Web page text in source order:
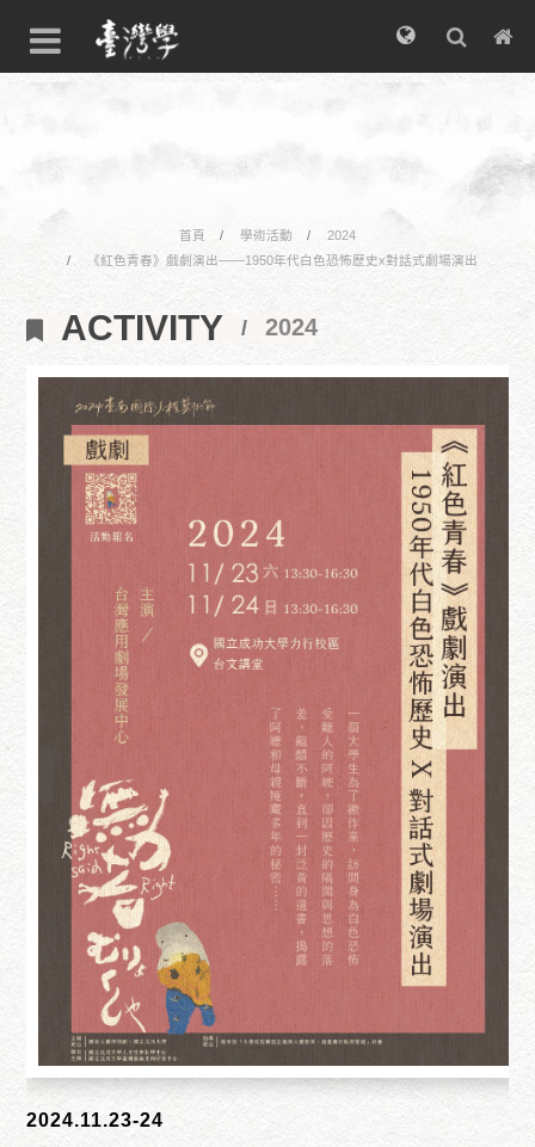
首頁 學術活動
2024
《紅色青春》戲劇演出——1950年代白色恐怖歷史x對話式劇場演出
ACTIVITY 2024
2024.11.23-24